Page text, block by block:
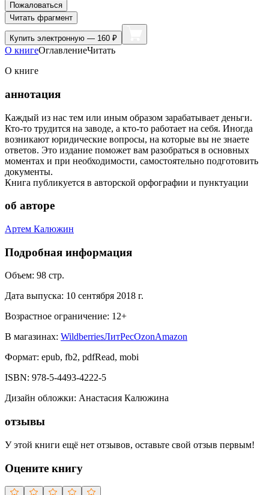
Пожаловаться
Читать фрагмент
Купить электронную — 160 ₽
О книгеОглавлениеЧитать
О книге
аннотация
Каждый из нас тем или иным образом зарабатывает деньги.
Кто-то трудится на заводе, а кто-то работает на себя. Иногда
возникают юридические вопросы, на которые вы не знаете
ответов. Это издание поможет вам разобраться в основных
моментах и при необходимости, самостоятельно подготовить
документы.
Книга публикуется в авторской орфографии и пунктуации
об авторе
Артем Калюжин
Подробная информация
Объем: 98 стр.
Дата выпуска: 10 сентября 2018 г.
Возрастное ограничение: 12+
В магазинах: WildberriesЛитРесOzonAmazon
Формат: epub, fb2, pdfRead, mobi
ISBN: 978-5-4493-4222-5
Дизайн обложки: Анастасия Калюжина
отзывы
У этой книги ещё нет отзывов, оставьте свой отзыв первым!
Оцените книгу